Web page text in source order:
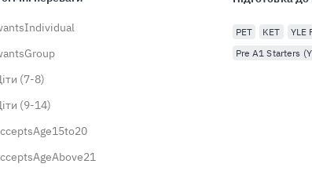
(7-8)
(9-14)
PET KET YLE
Pre A1 Starters